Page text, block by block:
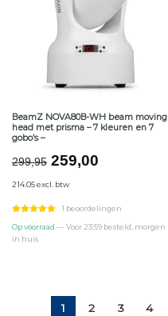
BeamZ NOVA80B-WH beam moving
head met prisma – 7 kleuren en 7
gobo’s –
299,95 Oorspronkelijke
was:
€299,95.
259,00Huidige
€259,00.
214.05 excl. btw
1 beoordelingen
Op voorraad — Voor 23:59 besteld, morgen
in huis
1 2 3 4